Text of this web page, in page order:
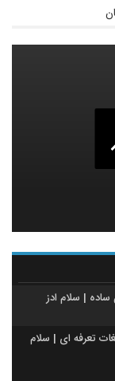
ساده | سلام ادز
تعرفه ای | سلام